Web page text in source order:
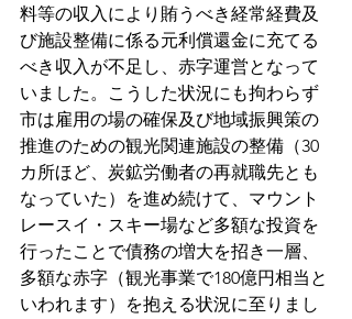
料等の収入により賄うべき経常経費及
び施設整備に係る元利償還金に充てる
べき収入が不足し、赤字運営となって
いました。こうした状況にも拘わらず
市は雇用の場の確保及び地域振興策の
推進のための観光関連施設の整備（30
カ所ほど、炭鉱労働者の再就職先とも
なっていた）を進め続けて、マウント
レースイ・スキー場など多額な投資を
行ったことで債務の増大を招き一層、
多額な赤字（観光事業で180億円相当と
いわれます）を抱える状況に至りまし